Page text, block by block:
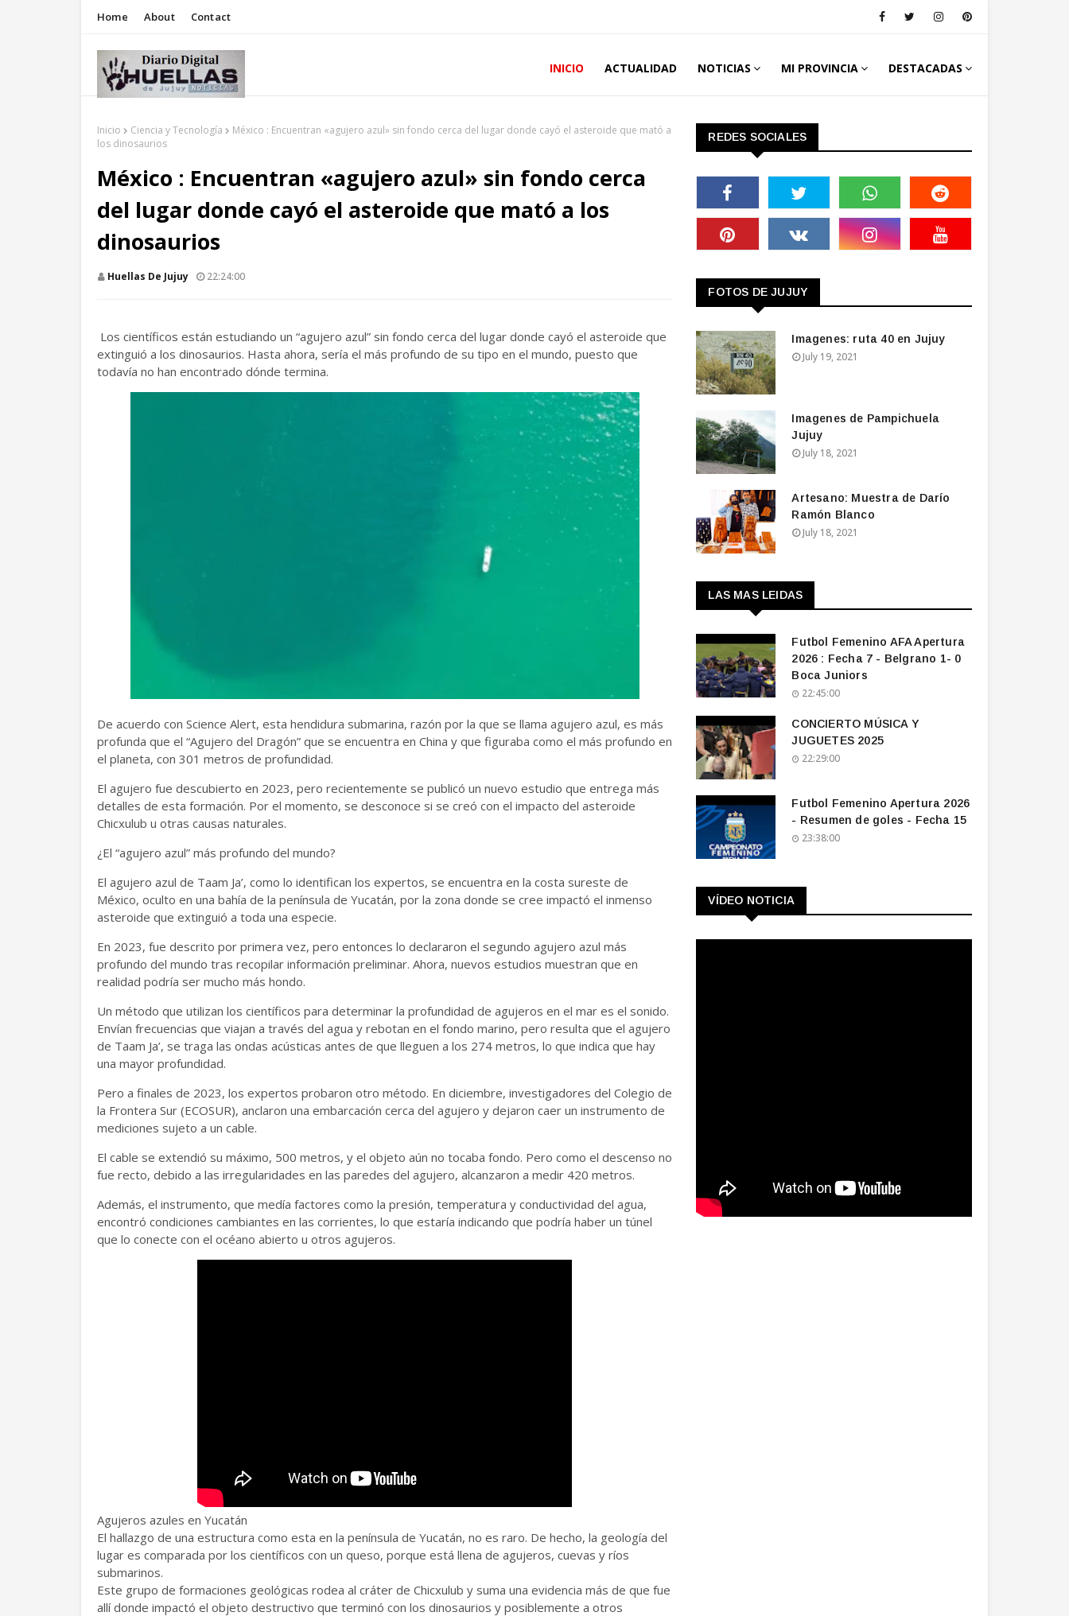
Home About Contact
INICIO ACTUALIDAD NOTICIAS MI PROVINCIA DESTACADAS
Inicio Ciencia y Tecnología
México : Encuentran «agujero azul» sin fondo cerca del lugar donde cayó el asteroide que mató a
los dinosaurios
México : Encuentran «agujero azul» sin fondo cerca
del lugar donde cayó el asteroide que mató a los
dinosaurios
Huellas De Jujuy 22:24:00
Los científicos están estudiando un “agujero azul” sin fondo cerca del lugar donde cayó el asteroide que
extinguió a los dinosaurios. Hasta ahora, sería el más profundo de su tipo en el mundo, puesto que
todavía no han encontrado dónde termina.
De acuerdo con Science Alert, esta hendidura submarina, razón por la que se llama agujero azul, es más
profunda que el “Agujero del Dragón” que se encuentra en China y que figuraba como el más profundo en
el planeta, con 301 metros de profundidad.
El agujero fue descubierto en 2023, pero recientemente se publicó un nuevo estudio que entrega más
detalles de esta formación. Por el momento, se desconoce si se creó con el impacto del asteroide
Chicxulub u otras causas naturales.
¿El “agujero azul” más profundo del mundo?
El agujero azul de Taam Ja’, como lo identifican los expertos, se encuentra en la costa sureste de
México, oculto en una bahía de la península de Yucatán, por la zona donde se cree impactó el inmenso
asteroide que extinguió a toda una especie.
En 2023, fue descrito por primera vez, pero entonces lo declararon el segundo agujero azul más
profundo del mundo tras recopilar información preliminar. Ahora, nuevos estudios muestran que en
realidad podría ser mucho más hondo.
Un método que utilizan los científicos para determinar la profundidad de agujeros en el mar es el sonido.
Envían frecuencias que viajan a través del agua y rebotan en el fondo marino, pero resulta que el agujero
de Taam Ja’, se traga las ondas acústicas antes de que lleguen a los 274 metros, lo que indica que hay
una mayor profundidad.
Pero a finales de 2023, los expertos probaron otro método. En diciembre, investigadores del Colegio de
la Frontera Sur (ECOSUR), anclaron una embarcación cerca del agujero y dejaron caer un instrumento de
mediciones sujeto a un cable.
El cable se extendió su máximo, 500 metros, y el objeto aún no tocaba fondo. Pero como el descenso no
fue recto, debido a las irregularidades en las paredes del agujero, alcanzaron a medir 420 metros.
Además, el instrumento, que medía factores como la presión, temperatura y conductividad del agua,
encontró condiciones cambiantes en las corrientes, lo que estaría indicando que podría haber un túnel
que lo conecte con el océano abierto u otros agujeros.
Agujeros azules en Yucatán
El hallazgo de una estructura como esta en la península de Yucatán, no es raro. De hecho, la geología del
lugar es comparada por los científicos con un queso, porque está llena de agujeros, cuevas y ríos
submarinos.
Este grupo de formaciones geológicas rodea al cráter de Chicxulub y suma una evidencia más de que fue
allí donde impactó el objeto destructivo que terminó con los dinosaurios y posiblemente a otros
REDES SOCIALES
FOTOS DE JUJUY
Imagenes: ruta 40 en Jujuy
July 19, 2021
Imagenes de Pampichuela
Jujuy
July 18, 2021
Artesano: Muestra de Darío
Ramón Blanco
July 18, 2021
LAS MAS LEIDAS
Futbol Femenino AFA Apertura
2026 : Fecha 7 - Belgrano 1- 0
Boca Juniors
22:45:00
CONCIERTO MÚSICA Y
JUGUETES 2025
22:29:00
Futbol Femenino Apertura 2026
- Resumen de goles - Fecha 15
23:38:00
VÍDEO NOTICIA